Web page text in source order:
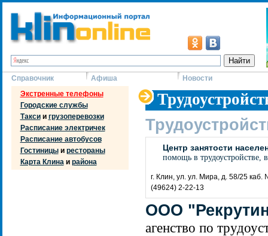
Справочник Афиша
Новости
Экстренные телефоны
Городские службы
Таксии грузоперевозки
Расписание электричек
Расписание автобусов
Гостиницыи рестораны
Карта Клинаи района
Центр занятости
помощь в трудоустройстве,
г. Клин, ул. ул. Мира, д. 58/25 каб.
(49624) 2-22-13
ООО
агенство по